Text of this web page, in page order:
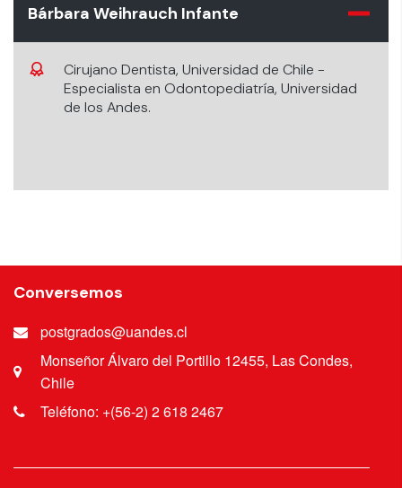
Bárbara Weihrauch Infante
Cirujano Dentista, Universidad de Chile -
Especialista en Odontopediatría, Universidad
de los Andes.
Conversemos
postgrados@uandes.cl
Monseñor Álvaro del Portillo 12455, Las Condes,
Chile
Teléfono: +(56-2) 2 618 2467